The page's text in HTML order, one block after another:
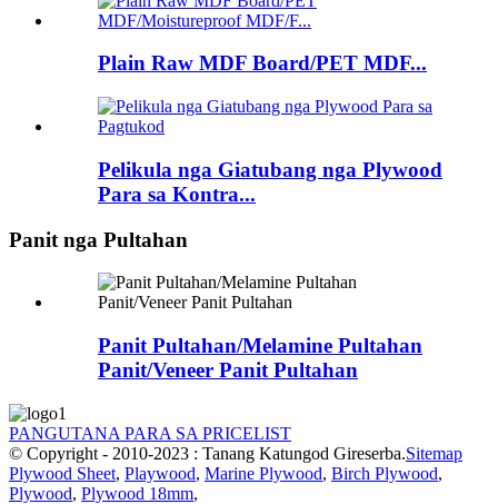
Plain Raw MDF Board/PET MDF...
Pelikula nga Giatubang nga Plywood
Para sa Kontra...
Panit nga Pultahan
Panit Pultahan/Melamine Pultahan
Panit/Veneer Panit Pultahan
PANGUTANA PARA SA PRICELIST
© Copyright - 2010-2023 : Tanang Katungod Gireserba.Sitemap
Plywood Sheet, Playwood, Marine Plywood, Birch Plywood,
Plywood, Plywood 18mm,